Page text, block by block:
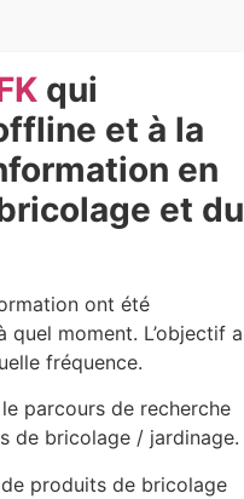
qui
et à la
en
et du
ont été
moment. L’objectif a
fréquence.
parcours de recherche
de bricolage / jardinage.
produits de bricolage